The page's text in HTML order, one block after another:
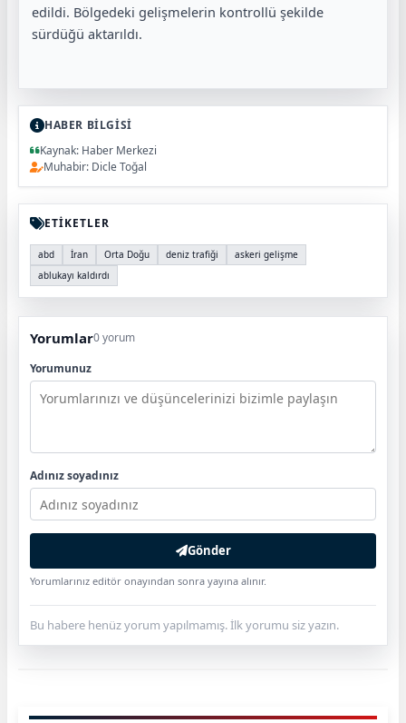
edildi. Bölgedeki gelişmelerin kontrollü şekilde
sürdüğü aktarıldı.
HABER BİLGİSİ
Kaynak: Haber Merkezi
Muhabir: Dicle Toğal
ETİKETLER
abd İran Orta Doğu deniz trafiği
askeri gelişme
ablukayı kaldırdı
Yorumlar0 yorum
Yorumunuz
Adınız soyadınız
Gönder
Yorumlarınız editör onayından sonra yayına alınır.
Bu habere henüz yorum yapılmamış. İlk yorumu siz yazın.